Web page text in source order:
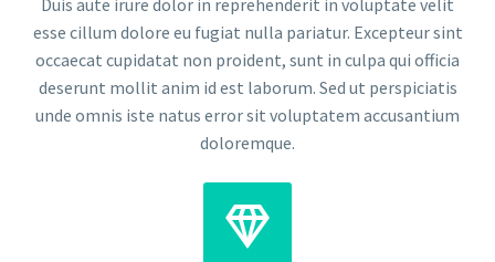
Duis aute irure dolor in reprehenderit in voluptate velit
esse cillum dolore eu fugiat nulla pariatur. Excepteur sint
occaecat cupidatat non proident, sunt in culpa qui officia
deserunt mollit anim id est laborum. Sed ut perspiciatis
unde omnis iste natus error sit voluptatem accusantium
doloremque.

